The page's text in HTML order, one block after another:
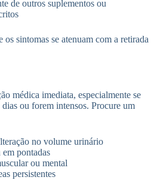
de outros suplementos ou
os sintomas se atenuam com a retirada
médica imediata, especialmente se
ou forem intensos. Procure um
no volume urinário
pontadas
ou mental
persistentes